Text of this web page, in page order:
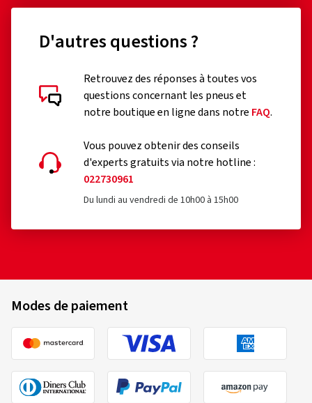
D'autres questions ?
Retrouvez des réponses à toutes vos
questions concernant les pneus et
notre boutique en ligne dans notre FAQ.
Vous pouvez obtenir des conseils
d'experts gratuits via notre hotline :
022730961
Du lundi au vendredi de 10h00 à 15h00
Modes de paiement